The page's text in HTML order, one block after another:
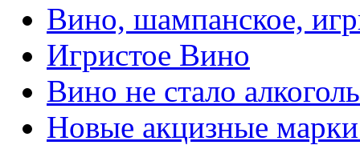
Вино, шампанское,
Игристое Вино
Вино не стало
Новые акцизные